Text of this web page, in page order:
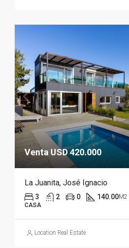
Venta USD 420.000
La Juanita, José Ignacio
3 2 0 140.00M2
CASA
Location Real Estate